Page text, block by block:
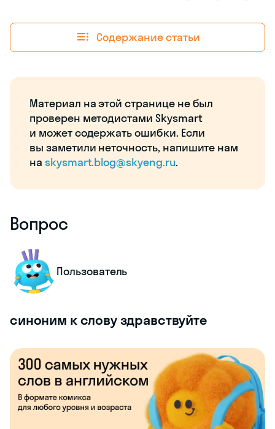
Содержание статьи
Материал на этой странице не был
проверен методистами Skysmart
и может содержать ошибки. Если
вы заметили неточность, напишите нам
на skysmart.blog@skyeng.ru.
Вопрос
Пользователь
синоним к слову здравствуйте